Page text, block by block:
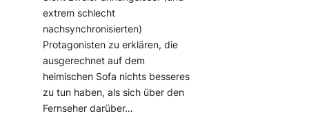
extrem schlecht
nachsynchronisierten)
Protagonisten zu erklären, die
ausgerechnet auf dem
heimischen Sofa nichts besseres
zu tun haben, als sich über den
Fernseher darüber…